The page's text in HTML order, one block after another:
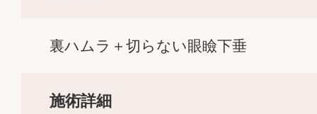
裏ハムラ＋切らない眼瞼下垂
施術詳細